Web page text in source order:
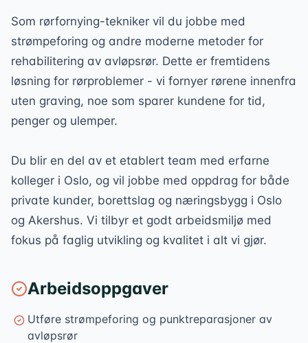
Som rørfornying-tekniker vil du jobbe med
strømpeforing og andre moderne metoder for
rehabilitering av avløpsrør. Dette er fremtidens
løsning for rørproblemer - vi fornyer rørene innenfra
uten graving, noe som sparer kundene for tid,
penger og ulemper.
Du blir en del av et etablert team med erfarne
kolleger i Oslo, og vil jobbe med oppdrag for både
private kunder, borettslag og næringsbygg i Oslo
og Akershus. Vi tilbyr et godt arbeidsmiljø med
fokus på faglig utvikling og kvalitet i alt vi gjør.
Arbeidsoppgaver
Utføre strømpeforing og punktreparasjoner av
avløpsrør